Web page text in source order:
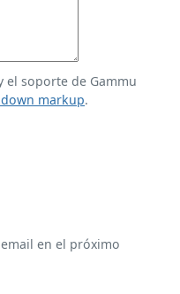
el soporte de Gammu
markup.
en el próximo